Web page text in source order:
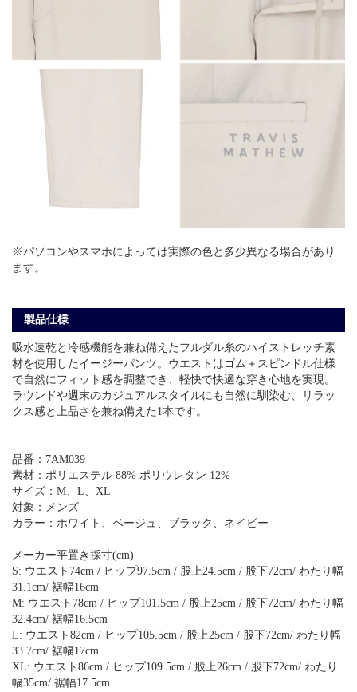
※パソコンやスマホによっては実際の色と多少異なる場合があり
ます。
製品仕様
吸水速乾と冷感機能を兼ね備えたフルダル糸のハイストレッチ素
材を使用したイージーパンツ。ウエストはゴム＋スピンドル仕様
で自然にフィット感を調整でき、軽快で快適な穿き心地を実現。
ラウンドや週末のカジュアルスタイルにも自然に馴染む、リラッ
クス感と上品さを兼ね備えた1本です。
品番：7AM039
素材：ポリエステル 88% ポリウレタン 12%
サイズ：M、L、XL
対象：メンズ
カラー：ホワイト、ベージュ、ブラック、ネイビー
メーカー平置き採寸(cm)
S: ウエスト74cm / ヒップ97.5cm / 股上24.5cm / 股下72cm/ わたり幅
31.1cm/ 裾幅16cm
M: ウエスト78cm / ヒップ101.5cm / 股上25cm / 股下72cm/ わたり幅
32.4cm/ 裾幅16.5cm
L: ウエスト82cm / ヒップ105.5cm / 股上25cm / 股下72cm/ わたり幅
33.7cm/ 裾幅17cm
XL: ウエスト86cm / ヒップ109.5cm / 股上26cm / 股下72cm/ わたり
幅35cm/ 裾幅17.5cm